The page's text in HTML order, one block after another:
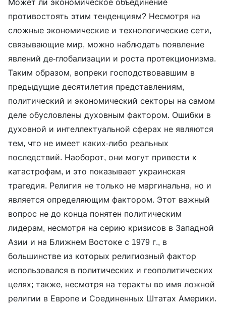
Может ли экономическое объединение
противостоять этим тенденциям? Несмотря на
сложные экономические и технологические сети,
связывающие мир, можно наблюдать появление
явлений де-глобализации и роста протекционизма.
Таким образом, вопреки господствовавшим в
предыдущие десятилетия представлениям,
политический и экономический секторы на самом
деле обусловлены духовным фактором. Ошибки в
духовной и интеллектуальной сферах не являются
тем, что не имеет каких-либо реальных
последствий. Наоборот, они могут привести к
катастрофам, и это показывает украинская
трагедия. Религия не только не маргинальна, но и
является определяющим фактором. Этот важный
вопрос не до конца понятен политическим
лидерам, несмотря на серию кризисов в Западной
Азии и на Ближнем Востоке с 1979 г., в
большинстве из которых религиозный фактор
использовался в политических и геополитических
целях; также, несмотря на теракты во имя ложной
религии в Европе и Соединенных Штатах Америки.